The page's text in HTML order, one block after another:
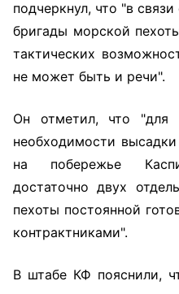
подчеркнул, что "в
бригады морской
тактических
не может быть и речи".
Он отметил, что "для
необходимости
на побережье
достаточно двух
пехоты постоянной
контрактниками".
В штабе КФ пояснили,